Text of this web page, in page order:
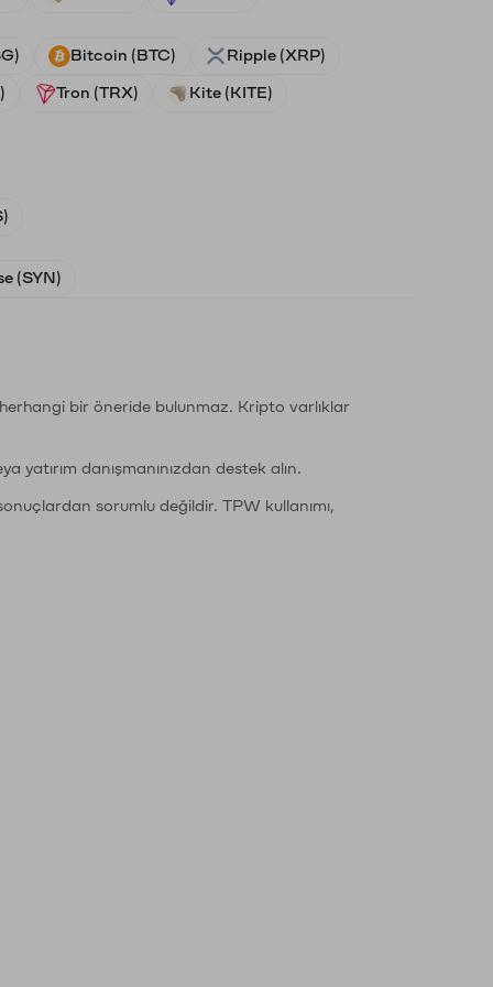
Bitcoin (BTC) Ripple (XRP)
Tron (TRX) Kite (KITE)
(SYN)
herhangi bir öneride bulunmaz. Kripto varlıklar
danışmanınızdan destek alın.
sorumlu değildir. TPW kullanımı,